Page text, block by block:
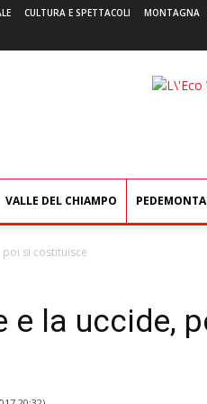
CULTURA E SPETTACOLI MONTAGNA
VALLE DEL CHIAMPO
si costituisce
la uccide,